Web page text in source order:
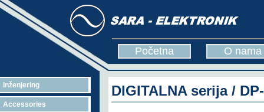
Početna O nama
Inženjering
Accessories
DIGITALNA serija /